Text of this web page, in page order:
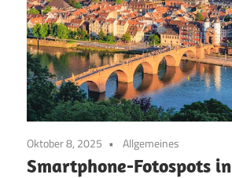
Oktober 8, 2025 Allgemeines
Smartphone-Fotospots in